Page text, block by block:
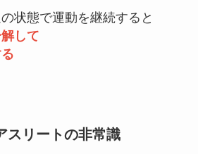
状態で運動を継続すると
して
スリートの非常識